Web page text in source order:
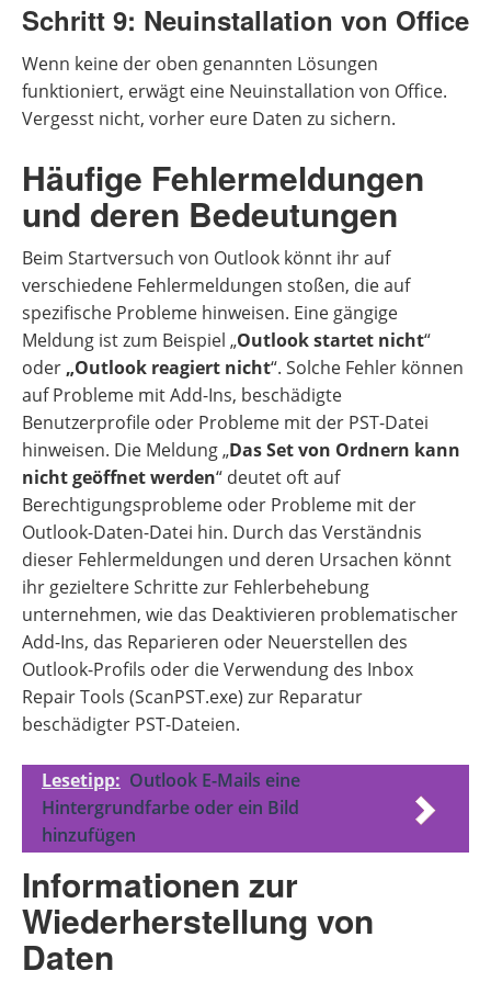
Schritt 9: Neuinstallation von Office
Wenn keine der oben genannten Lösungen
funktioniert, erwägt eine Neuinstallation von Office.
Vergesst nicht, vorher eure Daten zu sichern.
Häufige Fehlermeldungen
und deren Bedeutungen
Beim Startversuch von Outlook könnt ihr auf
verschiedene Fehlermeldungen stoßen, die auf
spezifische Probleme hinweisen. Eine gängige
Meldung ist zum Beispiel „Outlook startet nicht“
oder„Outlook reagiert nicht“. Solche Fehler können
auf Probleme mit Add-Ins, beschädigte
Benutzerprofile oder Probleme mit der PST-Datei
hinweisen. Die Meldung „Das Set von Ordnern kann
nicht geöffnet werden“ deutet oft auf
Berechtigungsprobleme oder Probleme mit der
Outlook-Daten-Datei hin. Durch das Verständnis
dieser Fehlermeldungen und deren Ursachen könnt
ihr gezieltere Schritte zur Fehlerbehebung
unternehmen, wie das Deaktivieren problematischer
Add-Ins, das Reparieren oder Neuerstellen des
Outlook-Profils oder die Verwendung des Inbox
Repair Tools (ScanPST.exe) zur Reparatur
beschädigter PST-Dateien.
Lesetipp: Outlook E-Mails eine
Hintergrundfarbe oder ein Bild
hinzufügen
Informationen zur
Wiederherstellung von
Daten